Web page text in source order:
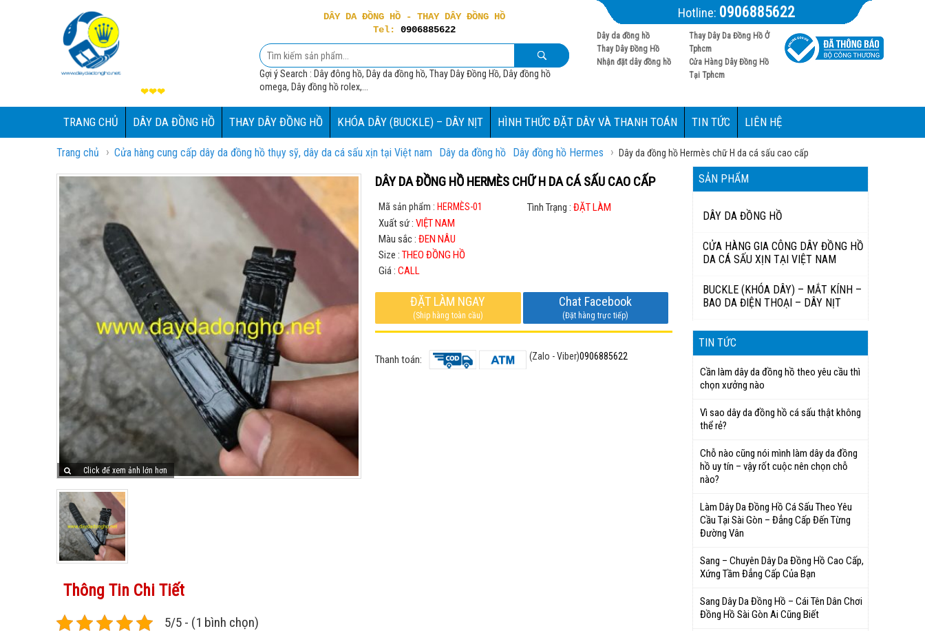
❤❤❤
DÂY DA ĐỒNG HỒ - THAY DÂY ĐỒNG HỒ
Tel: 0906885622
Gợi ý Search : Dây đông hồ, Dây da đồng hồ, Thay Dây Đồng Hồ, Dây đồng hồ
omega, Dây đồng hồ rolex,...
Hotline: 0906885622
Dây da đồng hồ
Thay Dây Đồng Hồ
Nhận đặt dây đồng hồ
Thay Dây Da Đồng Hồ Ở
Tphcm
Cửa Hàng Dây Đồng Hồ
Tại Tphcm
TRANG CHỦ DÂY DA ĐỒNG HỒ THAY DÂY ĐỒNG HỒ KHÓA DÂY (BUCKLE) – DÂY NỊT HÌNH THỨC ĐẶT DÂY VÀ THANH TOÁN TIN TỨC LIÊN HỆ
Trang chủ › Cửa hàng cung cấp dây da đồng hồ thụy sỹ, dây da cá sấu xịn tại Việt nam Dây da đồng hồ Dây đồng hồ Hermes › Dây da đồng hồ Hermès chữ H da cá sấu cao cấp
Click để xem ảnh lớn hơn
DÂY DA ĐỒNG HỒ HERMÈS CHỮ H DA CÁ SẤU CAO CẤP
Mã sản phẩm : HERMÈS-01 Tình Trạng : ĐẶT LÀM
Xuất sứ : VIỆT NAM
Màu sắc : ĐEN NÂU
Size : THEO ĐỒNG HỒ
Giá : CALL
ĐẶT LÀM NGAY
(Ship hàng toàn cầu)
Chat Facebook
(Đặt hàng trực tiếp)
Thanh toán: (Zalo - Viber)0906885622
Thông Tin Chi Tiết
5/5 - (1 bình chọn)
SẢN PHẨM
DÂY DA ĐỒNG HỒ
CỬA HÀNG GIA CÔNG DÂY ĐỒNG HỒ
DA CÁ SẤU XỊN TẠI VIỆT NAM
BUCKLE (KHÓA DÂY) – MẮT KÍNH –
BAO DA ĐIỆN THOẠI – DÂY NỊT
TIN TỨC
Cần làm dây da đồng hồ theo yêu cầu thì
chọn xưởng nào
Vì sao dây da đồng hồ cá sấu thật không
thể rẻ?
Chỗ nào cũng nói mình làm dây da đồng
hồ uy tín – vậy rốt cuộc nên chọn chỗ
nào?
Làm Dây Da Đồng Hồ Cá Sấu Theo Yêu
Cầu Tại Sài Gòn – Đẳng Cấp Đến Từng
Đường Vân
Sang – Chuyên Dây Da Đồng Hồ Cao Cấp,
Xứng Tầm Đẳng Cấp Của Bạn
Sang Dây Da Đồng Hồ – Cái Tên Dân Chơi
Đồng Hồ Sài Gòn Ai Cũng Biết